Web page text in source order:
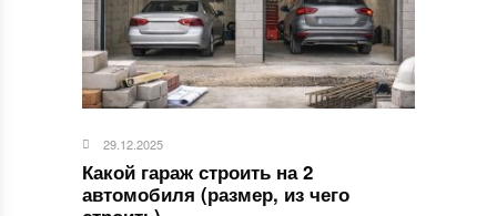
29.12.2025
Какой гараж строить на 2
автомобиля (размер, из чего